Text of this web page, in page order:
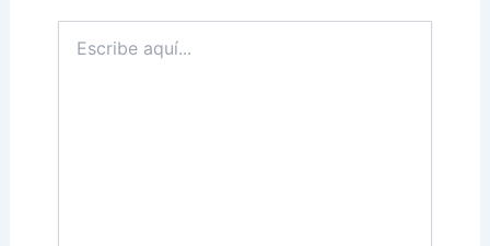
aquí...